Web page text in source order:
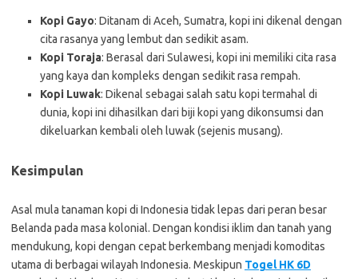
Kopi Gayo: Ditanam di Aceh, Sumatra, kopi ini dikenal dengan
cita rasanya yang lembut dan sedikit asam.
Kopi Toraja: Berasal dari Sulawesi, kopi ini memiliki cita rasa
yang kaya dan kompleks dengan sedikit rasa rempah.
Kopi Luwak: Dikenal sebagai salah satu kopi termahal di
dunia, kopi ini dihasilkan dari biji kopi yang dikonsumsi dan
dikeluarkan kembali oleh luwak (sejenis musang).
Kesimpulan
Asal mula tanaman kopi di Indonesia tidak lepas dari peran besar
Belanda pada masa kolonial. Dengan kondisi iklim dan tanah yang
mendukung, kopi dengan cepat berkembang menjadi komoditas
utama di berbagai wilayah Indonesia. Meskipun Togel HK 6D